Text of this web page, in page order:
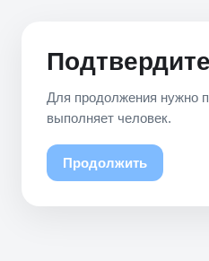
Для продолжения нужно
выполняет человек.
Продолжить